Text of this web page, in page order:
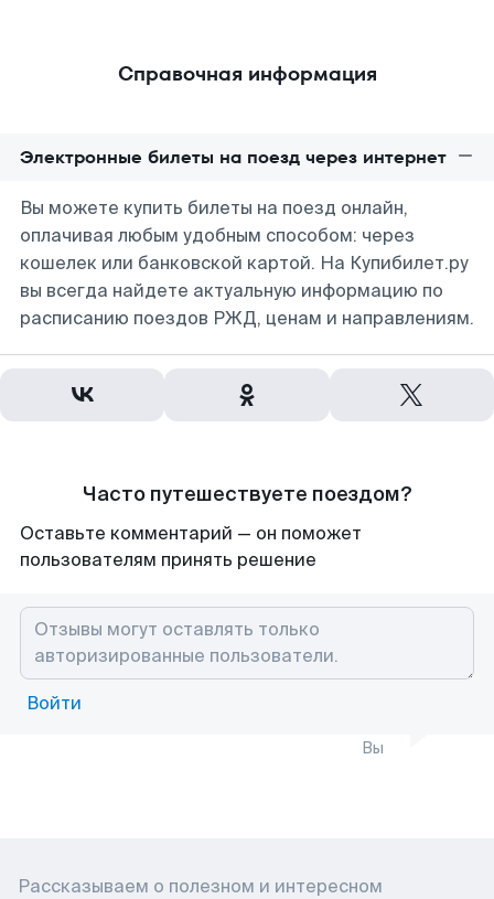
Справочная информация
Электронные билеты на поезд через интернет
Вы можете купить билеты на поезд онлайн,
оплачивая любым удобным способом: через
кошелек или банковской картой. На Купибилет.ру
вы всегда найдете актуальную информацию по
расписанию поездов РЖД, ценам и направлениям.
Часто путешествуете поездом?
Оставьте комментарий — он поможет
пользователям принять решение
Войти
Вы
Рассказываем о полезном и интересном